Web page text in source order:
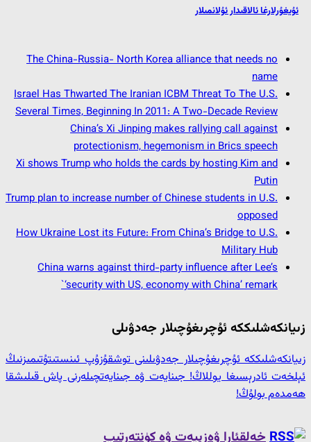
ئۇيغۇرلارغا ئالاقىدار ئۇلانمىلار
The China-Russia- North Korea alliance that needs no
name
Israel Has Thwarted The Iranian ICBM Threat To The U.S.
Several Times, Beginning In 2011: A Two-Decade Review
China’s Xi Jinping makes rallying call against
protectionism, hegemonism in Brics speech
Xi shows Trump who holds the cards by hosting Kim and
Putin
Trump plan to increase number of Chinese students in U.S.
opposed
How Ukraine Lost its Future: From China’s Bridge to U.S.
Military Hub
China warns against third-party influence after Lee’s
‘security with US, economy with China’ remark`
زىيانكەشلىككە ئۇچرىغۇچىلار جەدۋىلى
زىيانكەشلىككە ئۇچرىغۇچىلار جەدۋىلىنى توشقۇزۇپ ئىنستىتۇتىمىزنىڭ
ئېلخەت ئادرېسىغا يوللاڭ! جىنايەت ۋە جىنايەتچىلەرنى پاش قىلىشقا
ھەمدەم بولۇڭ!
خەلقئارا ۋەزىيەت ۋە كۈنتەرتىپ